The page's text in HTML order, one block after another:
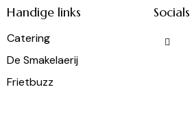
Handige links
Catering
De Smakelaerij
Frietbuzz
Socials